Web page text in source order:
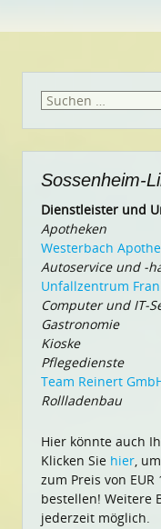
Suchen
Sossenheim-
Dienstleister und
Apotheken
Westerbach
Autoservice und -
Unfallzentrum
Computer und IT-
Gastronomie
Kioske
Pflegedienste
Team Reinert
Rollladenbau
Hier könnte auch
Klicken Sie hier,
zum Preis von EUR
bestellen! Weitere
jederzeit möglich.